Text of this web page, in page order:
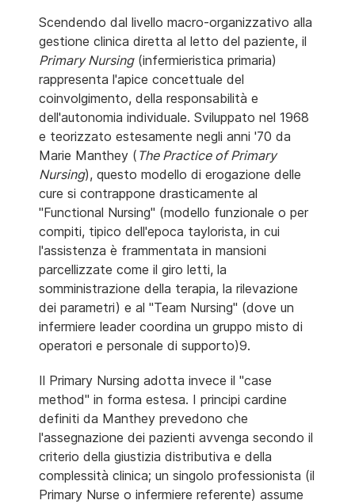
Scendendo dal livello macro-organizzativo alla
gestione clinica diretta al letto del paziente, il
Primary Nursing(infermieristica primaria)
rappresenta l'apice concettuale del
coinvolgimento, della responsabilità e
dell'autonomia individuale. Sviluppato nel 1968
e teorizzato estesamente negli anni '70 da
Marie Manthey ( The Practice of Primary
Nursing), questo modello di erogazione delle
cure si contrappone drasticamente al
"Functional Nursing" (modello funzionale o per
compiti, tipico dell'epoca taylorista, in cui
l'assistenza è frammentata in mansioni
parcellizzate come il giro letti, la
somministrazione della terapia, la rilevazione
dei parametri) e al "Team Nursing" (dove un
infermiere leader coordina un gruppo misto di
operatori e personale di supporto)9.
Il Primary Nursing adotta invece il "case
method" in forma estesa. I principi cardine
definiti da Manthey prevedono che
l'assegnazione dei pazienti avvenga secondo il
criterio della giustizia distributiva e della
complessità clinica; un singolo professionista (il
Primary Nurse o infermiere referente) assume